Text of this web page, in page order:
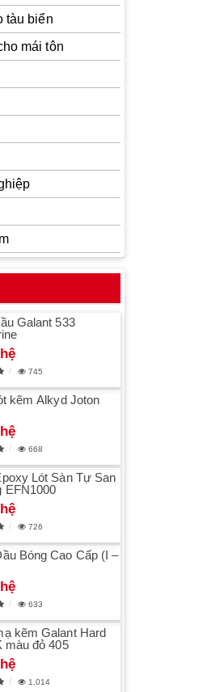
tàu biển
mái tôn
Galant 533
745
kẽm Alkyd Joton
668
Lót Sàn Tự San
EFN1000
726
Bóng Cao Cấp (I –
633
kẽm Galant Hard
màu đỏ 405
1,014